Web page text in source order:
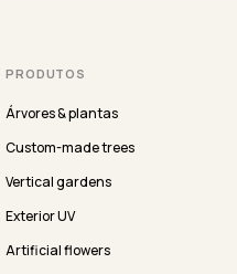
PRODUTOS
Árvores & plantas
Custom-made trees
Vertical gardens
Exterior UV
Artificial flowers